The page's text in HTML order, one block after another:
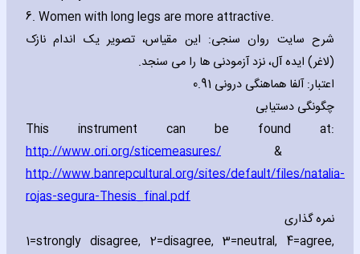
6. Women with long legs are more attractive.
شرح سایت روان سنجی: این مقیاس، تصویر یک اندام نازک
(لاغر) ایده آل، نزد آزمودنی ها را می سنجد.
اعتبار: آلفا هماهنگی درونی 0.91
چگونگی دستیابی
This instrument can be found at:
http://www.ori.org/sticemeasures/
&
http://www.banrepcultural.org/sites/default/files/natalia-
rojas-segura-Thesis_final.pdf
نمره گذاری
1=strongly disagree‚ 2=disagree‚ 3=neutral‚ 4=agree‚